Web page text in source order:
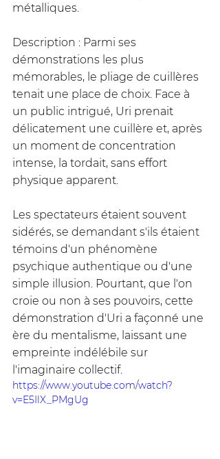
métalliques.
Description : Parmi ses
démonstrations les plus
mémorables, le pliage de cuillères
tenait une place de choix. Face à
un public intrigué, Uri prenait
délicatement une cuillère et, après
un moment de concentration
intense, la tordait, sans effort
physique apparent.
Les spectateurs étaient souvent
sidérés, se demandant s'ils étaient
témoins d'un phénomène
psychique authentique ou d'une
simple illusion. Pourtant, que l'on
croie ou non à ses pouvoirs, cette
démonstration d'Uri a façonné une
ère du mentalisme, laissant une
empreinte indélébile sur
l'imaginaire collectif.
https://www.youtube.com/watch?
v=E5IlX_PMgUg